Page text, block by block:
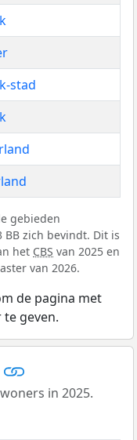
stad
gebieden
zich bevindt. Dit is
het CBS van 2025 en
van 2026.
de pagina met
geven.
in 2025.